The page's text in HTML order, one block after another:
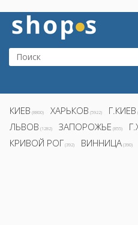
КИЕВ (8800) ХАРЬКОВ (5922) Г.КИЕВ
ЛЬВОВ (1282) ЗАПОРОЖЬЕ (855)
КРИВОЙ РОГ (392) ВИННИЦА (390)